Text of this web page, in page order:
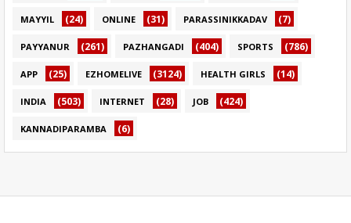
MAYYIL (24) ONLINE (31) PARASSINIKKADAV (7)
PAYYANUR (261) PAZHANGADI (404) SPORTS (786)
APP (25) EZHOMELIVE (3124) HEALTH GIRLS (14)
INDIA (503) INTERNET (28) JOB (424)
KANNADIPARAMBA (6)